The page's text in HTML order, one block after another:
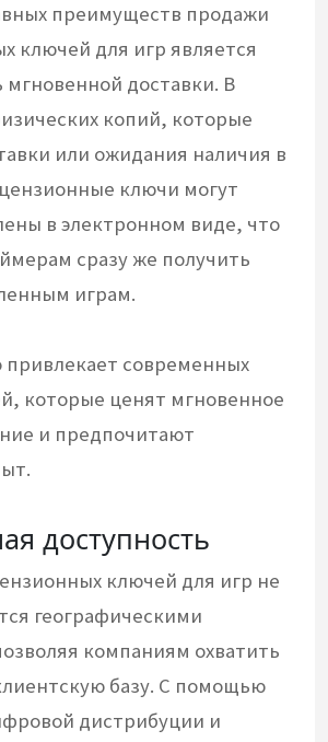
преимуществ продажи
ключей для игр является
мгновенной доставки. В
копий, которые
или ожидания наличия в
ключи могут
в электронном виде, что
сразу же получить
играм.
привлекает современных
которые ценят мгновенное
и предпочитают
доступность
ключей для игр не
географическими
компаниям охватить
базу. С помощью
дистрибуции и